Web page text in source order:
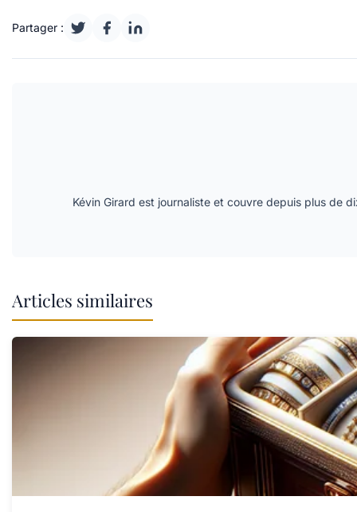
Partager :
Kévin Girard est journaliste et couvre depuis plus de
Articles similaires